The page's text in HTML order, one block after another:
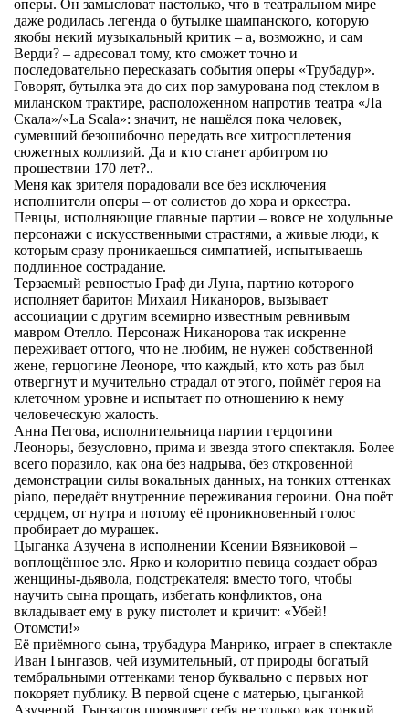
оперы. Он замысловат настолько, что в театральном мире
даже родилась легенда о бутылке шампанского, которую
якобы некий музыкальный критик – а, возможно, и сам
Верди? – адресовал тому, кто сможет точно и
последовательно пересказать события оперы «Трубадур».
Говорят, бутылка эта до сих пор замурована под стеклом в
миланском трактире, расположенном напротив театра «Ла
Скала»/«La Scala»: значит, не нашёлся пока человек,
сумевший безошибочно передать все хитросплетения
сюжетных коллизий. Да и кто станет арбитром по
прошествии 170 лет?..
Меня как зрителя порадовали все без исключения
исполнители оперы – от солистов до хора и оркестра.
Певцы, исполняющие главные партии – вовсе не ходульные
персонажи с искусственными страстями, а живые люди, к
которым сразу проникаешься симпатией, испытываешь
подлинное сострадание.
Терзаемый ревностью Граф ди Луна, партию которого
исполняет баритон Михаил Никаноров, вызывает
ассоциации с другим всемирно известным ревнивым
мавром Отелло. Персонаж Никанорова так искренне
переживает оттого, что не любим, не нужен собственной
жене, герцогине Леоноре, что каждый, кто хоть раз был
отвергнут и мучительно страдал от этого, поймёт героя на
клеточном уровне и испытает по отношению к нему
человеческую жалость.
Анна Пегова, исполнительница партии герцогини
Леоноры, безусловно, прима и звезда этого спектакля. Более
всего поразило, как она без надрыва, без откровенной
демонстрации силы вокальных данных, на тонких оттенках
piano, передаёт внутренние переживания героини. Она поёт
сердцем, от нутра и потому её проникновенный голос
пробирает до мурашек.
Цыганка Азучена в исполнении Ксении Вязниковой –
воплощённое зло. Ярко и колоритно певица создает образ
женщины-дьявола, подстрекателя: вместо того, чтобы
научить сына прощать, избегать конфликтов, она
вкладывает ему в руку пистолет и кричит: «Убей!
Отомсти!»
Её приёмного сына, трубадура Манрико, играет в спектакле
Иван Гынгазов, чей изумительный, от природы богатый
тембральными оттенками тенор буквально с первых нот
покоряет публику. В первой сцене с матерью, цыганкой
Азученой, Гынзагов проявляет себя не только как тонкий